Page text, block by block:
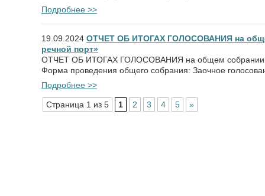
Подробнее >>
19.09.2024 ОТЧЕТ ОБ ИТОГАХ ГОЛОСОВАНИЯ на
речной порт»
ОТЧЕТ ОБ ИТОГАХ ГОЛОСОВАНИЯ на общем собрании
Форма проведения общего собрания: Заочное
Подробнее >>
Страница 1 из 5 1 2 3 4 5 »